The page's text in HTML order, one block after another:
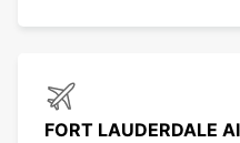
FORT LAUDERDALE